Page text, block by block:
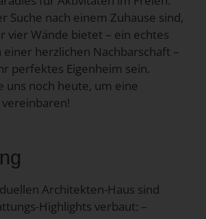
Suche nach einem Zuhause sind,
vier Wände bietet – ein echtes
herzlichen Nachbarschaft –
perfektes Eigenheim sein.
uns noch heute, um eine
Architekten-Haus sind
Highlights verbaut: –